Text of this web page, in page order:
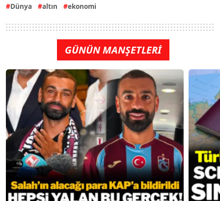
Dünya
altın ekonomi
GÜNÜN MANŞETLERİ